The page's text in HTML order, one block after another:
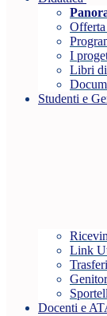
I
Libri
Studenti e
Link
Docenti e